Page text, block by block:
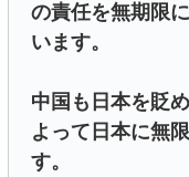
の責任を無期限
います。
中国も日本を貶
よって日本に無
す。